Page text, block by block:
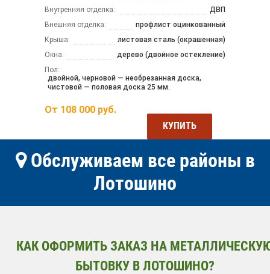
Внутренняя отделка:
ДВП
Внешняя отделка:
профлист оцинкованный
Крыша:
листовая сталь (окрашенная)
Окна:
дерево (двойное остекление)
Пол:
двойной, черновой — необрезанная доска,
чистовой — половая доска 25 мм.
От 108 000 руб.
КУПИТЬ
Обслуживаем все районы в
Лотошино
КАК ОФОРМИТЬ ЗАКАЗ НА
БЫТОВКУ В ЛОТОШИНО?